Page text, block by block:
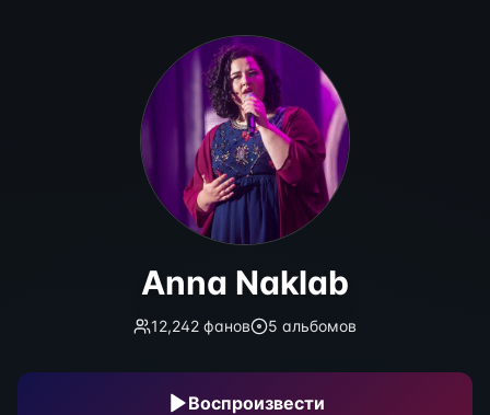
Anna Naklab
12,242 фанов 5 альбомов
Воспроизвести